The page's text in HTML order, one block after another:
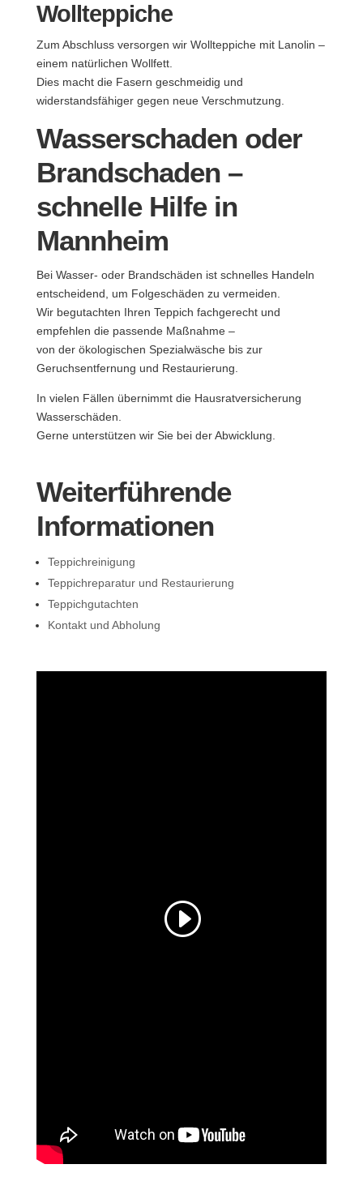
Wollteppiche
Zum Abschluss versorgen wir Wollteppiche mit Lanolin –
einem natürlichen Wollfett.
Dies macht die Fasern geschmeidig und
widerstandsfähiger gegen neue Verschmutzung.
Wasserschaden oder
Brandschaden –
schnelle Hilfe in
Mannheim
Bei Wasser- oder Brandschäden ist schnelles Handeln
entscheidend, um Folgeschäden zu vermeiden.
Wir begutachten Ihren Teppich fachgerecht und
empfehlen die passende Maßnahme –
von der ökologischen Spezialwäsche bis zur
Geruchsentfernung und Restaurierung.
In vielen Fällen übernimmt die Hausratversicherung
Wasserschäden.
Gerne unterstützen wir Sie bei der Abwicklung.
Weiterführende
Informationen
Teppichreinigung
Teppichreparatur und Restaurierung
Teppichgutachten
Kontakt und Abholung